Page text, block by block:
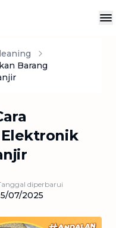
Barang
diperbarui
07/2025